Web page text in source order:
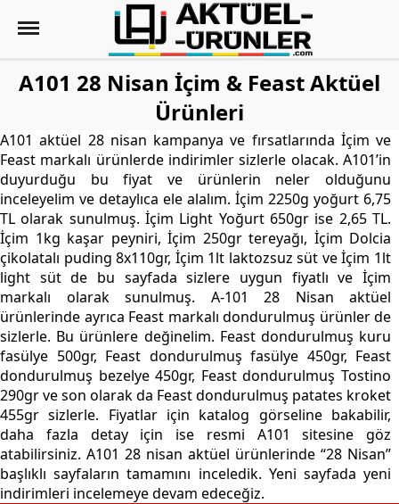
A101 28 Nisan İçim & Feast Aktüel
Ürünleri
A101 aktüel 28 nisan kampanya ve fırsatlarında İçim ve
Feast markalı ürünlerde indirimler sizlerle olacak. A101’in
duyurduğu bu fiyat ve ürünlerin neler olduğunu
inceleyelim ve detaylıca ele alalım. İçim 2250g yoğurt 6,75
TL olarak sunulmuş. İçim Light Yoğurt 650gr ise 2,65 TL.
İçim 1kg kaşar peyniri, İçim 250gr tereyağı, İçim Dolcia
çikolatalı puding 8x110gr, İçim 1lt laktozsuz süt ve İçim 1lt
light süt de bu sayfada sizlere uygun fiyatlı ve İçim
markalı olarak sunulmuş. A-101 28 Nisan aktüel
ürünlerinde ayrıca Feast markalı dondurulmuş ürünler de
sizlerle. Bu ürünlere değinelim. Feast dondurulmuş kuru
fasülye 500gr, Feast dondurulmuş fasülye 450gr, Feast
dondurulmuş bezelye 450gr, Feast dondurulmuş Tostino
290gr ve son olarak da Feast dondurulmuş patates kroket
455gr sizlerle. Fiyatlar için katalog görseline bakabilir,
daha fazla detay için ise resmi A101 sitesine göz
atabilirsiniz. A101 28 nisan aktüel ürünlerinde “28 Nisan”
başlıklı sayfaların tamamını inceledik. Yeni sayfada yeni
indirimleri incelemeye devam edeceğiz.